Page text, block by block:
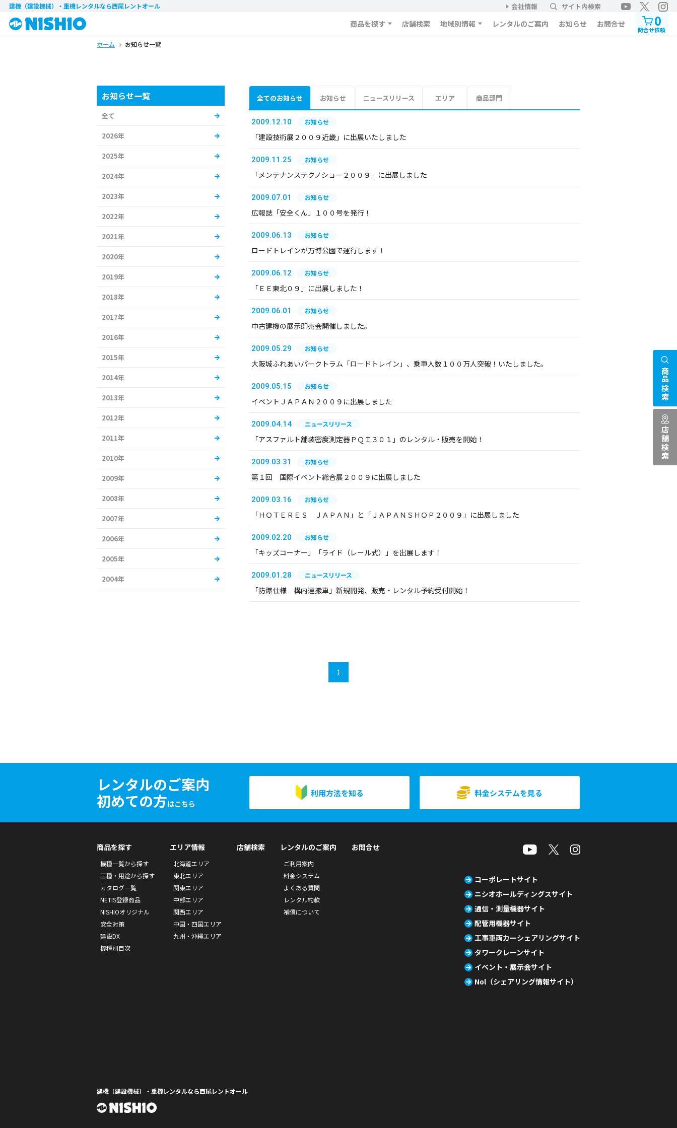
建機（建設機械）・重機レンタルなら西尾レントオール 会社情報 サイト内検索
商品を探す 店舗検索 地域別情報 レンタルのご案内 お知らせ お問合せ 0
問合せ依頼
ホーム お知らせ一覧
全てのお知らせ お知らせ ニュースリリース エリア 商品部門
2009.12.10 お知らせ
「建設技術展２００９近畿」に出展いたしました
2009.11.25 お知らせ
「メンテナンステクノショー２００９」に出展しました
2009.07.01 お知らせ
広報誌「安全くん」１００号を発行！
2009.06.13 お知らせ
ロードトレインが万博公園で運行します！
2009.06.12 お知らせ
「ＥＥ東北０９」に出展しました！
2009.06.01 お知らせ
中古建機の展示即売会開催しました。
2009.05.29 お知らせ
大阪城ふれあいパークトラム「ロードトレイン」、乗車人数１００万人突破！いたしました。
2009.05.15 お知らせ
イベントＪＡＰＡＮ２００９に出展しました
2009.04.14 ニュースリリース
「アスファルト舗装密度測定器ＰＱＩ３０１」のレンタル・販売を開始！
2009.03.31 お知らせ
第１回 国際イベント総合展２００９に出展しました
2009.03.16 お知らせ
「ＨＯＴＥＲＥＳ ＪＡＰＡＮ」と「ＪＡＰＡＮＳＨＯＰ２００９」に出展しました
2009.02.20 お知らせ
「キッズコーナー」「ライド（レール式）」を出展します！
2009.01.28 ニュースリリース
「防爆仕様 構内運搬車」新規開発、販売・レンタル予約受付開始！
1
お知らせ一覧
全て
2026年
2025年
2024年
2023年
2022年
2021年
2020年
2019年
2018年
2017年
2016年
2015年
2014年
2013年
2012年
2011年
2010年
2009年
2008年
2007年
2006年
2005年
2004年
レンタルのご案内
初めての方はこちら
利用方法を知る 料金システムを見る
商品検索
店舗検索
商品を探す
機種一覧から探す
工種・用途から探す
カタログ一覧
NETIS登録商品
NISHIOオリジナル
安全対策
建設DX
機種別目次
エリア情報
北海道エリア
東北エリア
関東エリア
中部エリア
関西エリア
中国・四国エリア
九州・沖縄エリア
店舗検索 レンタルのご案内
ご利用案内
料金システム
よくある質問
レンタル約款
補償について
お問合せ
コーポレートサイト
ニシオホールディングスサイト
通信・測量機器サイト
配管用機器サイト
工事車両カーシェアリングサイト
タワークレーンサイト
イベント・展示会サイト
Nol（シェアリング情報サイト）
建機（建設機械）・重機レンタルなら西尾レントオール